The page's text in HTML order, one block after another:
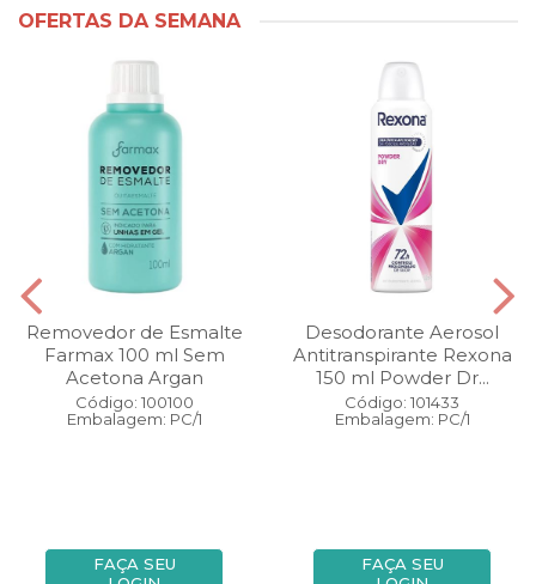
OFERTAS DA SEMANA
Removedor de Esmalte
Farmax 100 ml Sem
Acetona Argan
Código: 100100
Embalagem: PC/1
FAÇA SEU
Desodorante Aerosol
Antitranspirante Rexona
150 ml Powder Dr...
Código: 101433
Embalagem: PC/1
FAÇA SEU